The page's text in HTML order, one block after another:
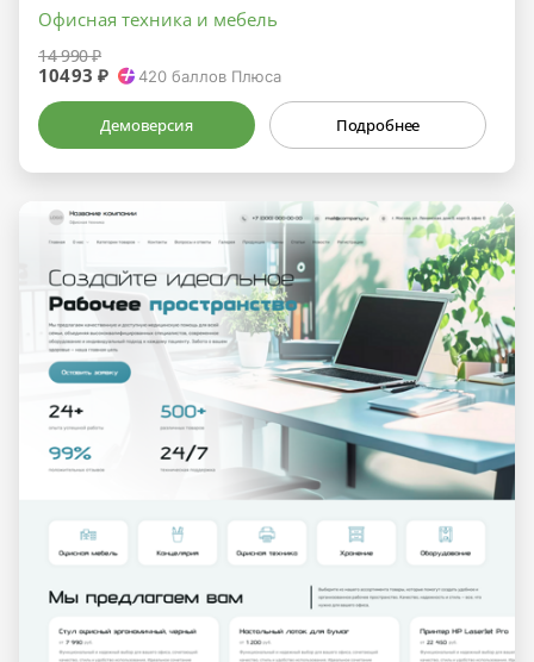
Офисная техника и мебель
14 990 ₽
10493 ₽ 420 баллов Плюса
Демоверсия Подробнее